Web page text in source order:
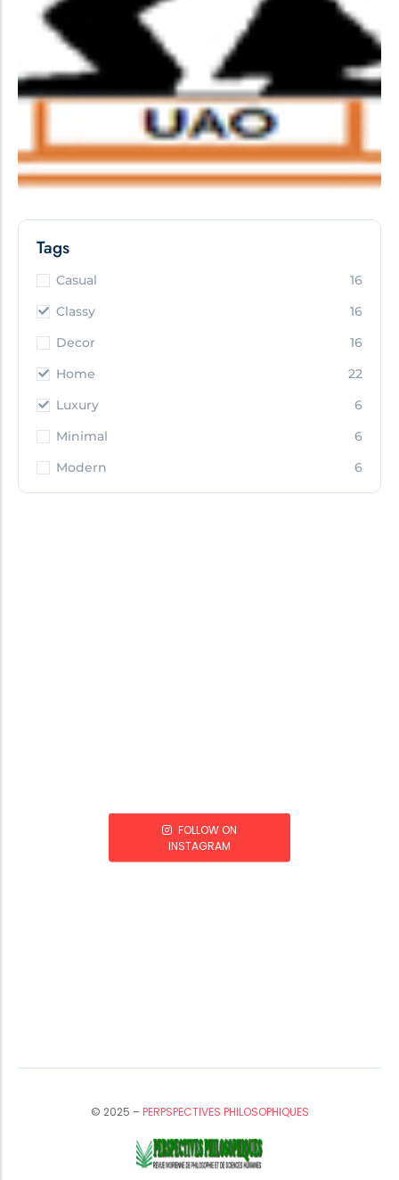
Tags
Casual
16
Classy
16
Decor
16
Home
22
Luxury
6
Minimal
6
Modern
6
FOLLOW ON
INSTAGRAM
© 2025 –PERPSPECTIVES PHILOSOPHIQUES